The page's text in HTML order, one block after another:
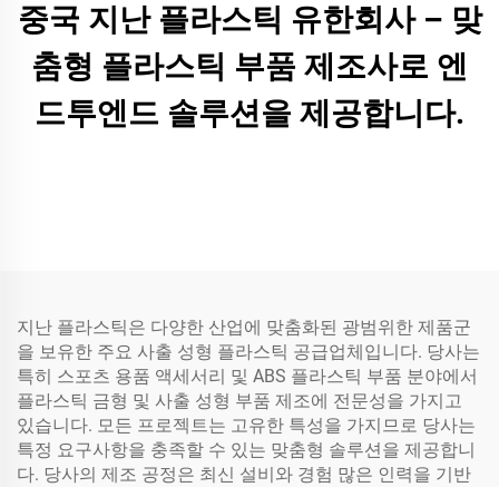
중국 지난 플라스틱 유한회사 – 맞
춤형 플라스틱 부품 제조사로 엔
드투엔드 솔루션을 제공합니다.
지난 플라스틱은 다양한 산업에 맞춤화된 광범위한 제품군
을 보유한 주요 사출 성형 플라스틱 공급업체입니다. 당사는
특히 스포츠 용품 액세서리 및 ABS 플라스틱 부품 분야에서
플라스틱 금형 및 사출 성형 부품 제조에 전문성을 가지고
있습니다. 모든 프로젝트는 고유한 특성을 가지므로 당사는
특정 요구사항을 충족할 수 있는 맞춤형 솔루션을 제공합니
다. 당사의 제조 공정은 최신 설비와 경험 많은 인력을 기반